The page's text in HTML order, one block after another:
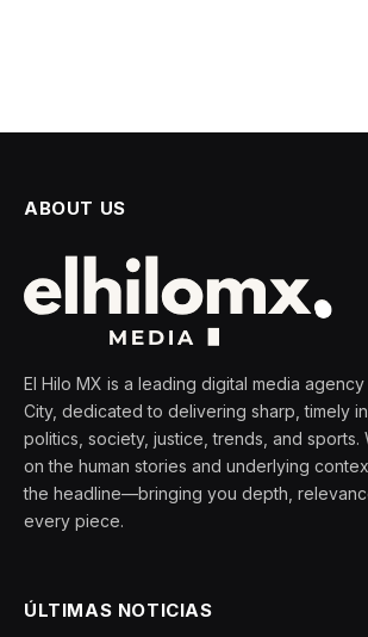
ABOUT US
El Hilo MX is a leading digital media
City, dedicated to delivering sharp, timely
politics, society, justice, trends, and sports.
on the human stories and underlying
the headline—bringing you depth,
every piece.
ÚLTIMAS NOTICIAS